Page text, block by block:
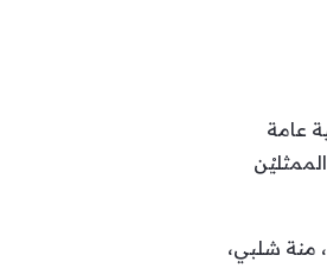
العربية عامة
منة شلبي،